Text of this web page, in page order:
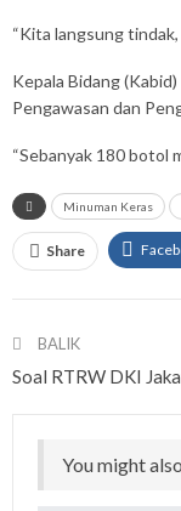
“Kita langsung
Kepala Bidang
Pengawasan dan
“Sebanyak 180 botol
Minuman Keras
Share
BALIK
Soal RTRW DKI
You might